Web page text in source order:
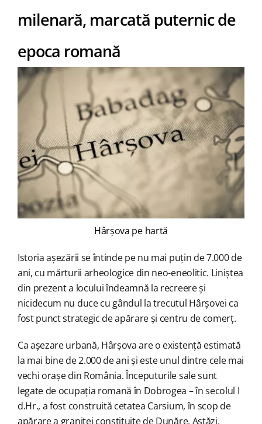
milenară, marcată puternic de
epoca romană
Hârșova pe hartă
Istoria așezării se întinde pe nu mai puțin de 7.000 de
ani, cu mărturii arheologice din neo-eneolitic. Liniștea
din prezent a locului îndeamnă la recreere și
nicidecum nu duce cu gândul la trecutul Hârșovei ca
fost punct strategic de apărare și centru de comerț.
Ca așezare urbană, Hârșova are o existență estimată
la mai bine de 2.000 de ani și este unul dintre cele mai
vechi orașe din România. Începuturile sale sunt
legate de ocupația romană în Dobrogea – în secolul I
d.Hr., a fost construită cetatea Carsium, în scop de
apărare a graniței constituite de Dunăre. Astăzi,